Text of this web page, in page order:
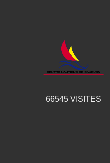
66545VISITES